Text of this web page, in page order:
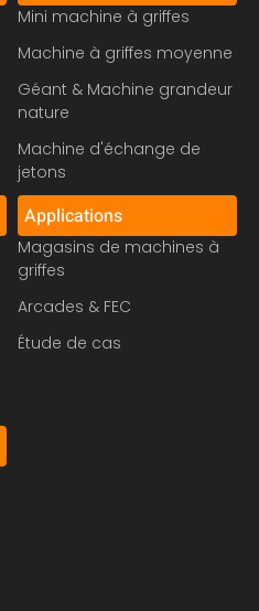
Mini machine à griffes
Machine à griffes moyenne
Géant & Machine grandeur
nature
Machine d'échange de
jetons
Applications
Magasins de machines à
griffes
Arcades & FEC
Étude de cas